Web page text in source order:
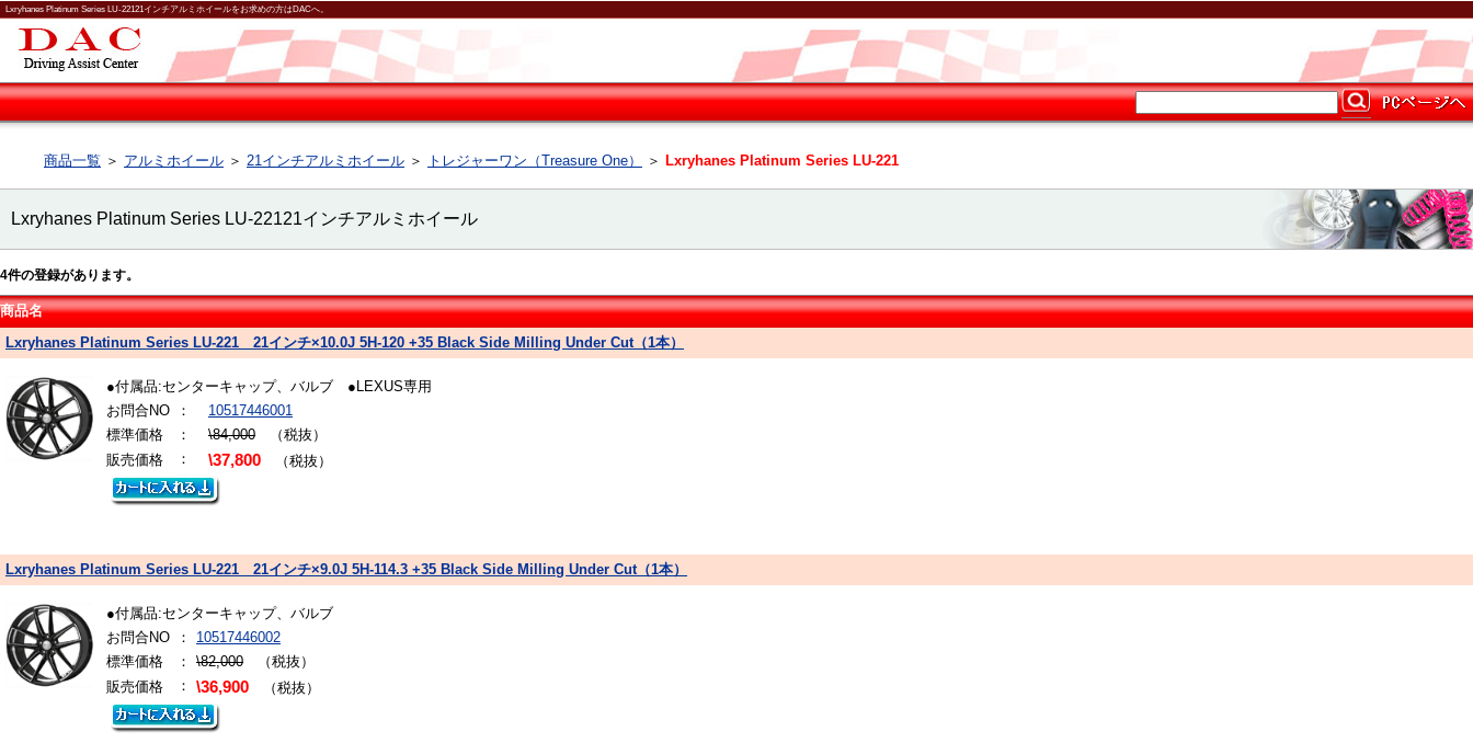
Lxryhanes Platinum Series LU-22121インチアルミホイールをお求めの方はDACへ。
商品一覧 ＞ アルミホイール ＞ 21インチアルミホイール ＞ トレジャーワン（Treasure One） ＞ Lxryhanes Platinum Series LU-221
Lxryhanes Platinum Series LU-22121インチアルミホイール
4件の登録があります。
商品名
Lxryhanes Platinum Series LU-221 21インチ×10.0J 5H-120 +35 Black Side Milling Under Cut（1本）
●付属品:センターキャップ、バルブ ●LEXUS専用
お問合NO
：
10517446001
標準価格
： \84,000 （税抜）
販売価格
： \37,800 （税抜）
Lxryhanes Platinum Series LU-221 21インチ×9.0J 5H-114.3 +35 Black Side Milling Under Cut（1本）
●付属品:センターキャップ、バルブ
お問合NO
：
10517446002
標準価格
： \82,000 （税抜）
販売価格
： \36,900 （税抜）